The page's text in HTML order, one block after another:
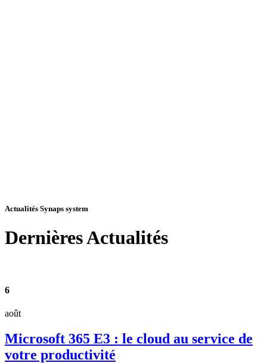
Actualités Synaps system
DernièresActualités
6
août
Microsoft 365 E3 : le cloud au service de
votre productivité